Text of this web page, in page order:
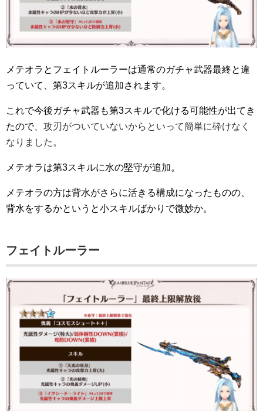
メテオラとフェイトルーラーは通常のガチャ武器最終と違
っていて、第3スキルが追加されます。
これで今後ガチャ武器も第3スキルで化ける可能性が出てき
たので 、攻刃がついていないからといって簡単に砕けなく
なりました。
メテオラは第3スキルに水の堅守が追加。
メテオラの方は背水がさらに活きる構成になったものの、
背水をするかというと小スキルばかりで微妙か。
フェイトルーラー